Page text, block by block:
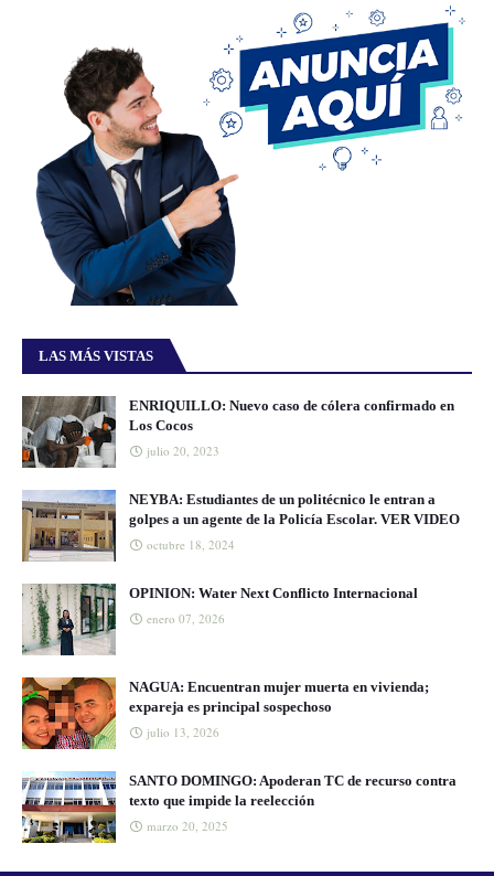
LAS MÁS VISTAS
ENRIQUILLO: Nuevo caso de cólera confirmado en
Los Cocos
julio 20, 2023
NEYBA: Estudiantes de un politécnico le entran a
golpes a un agente de la Policía Escolar. VER VIDEO
octubre 18, 2024
OPINION: Water Next Conflicto Internacional
enero 07, 2026
NAGUA: Encuentran mujer muerta en vivienda;
expareja es principal sospechoso
julio 13, 2026
SANTO DOMINGO: Apoderan TC de recurso contra
texto que impide la reelección
marzo 20, 2025